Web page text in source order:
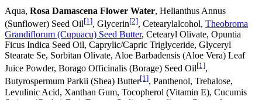
Aqua, Rosa Damascena Flower Water, Helianthus Annus
(Sunflower) Seed Oil[1], Glycerin[2], Cetearylalcohol, Theobroma
Grandiflorum (Cupuacu) Seed Butter, Cetearyl Olivate, Opuntia
Ficus Indica Seed Oil, Caprylic/Capric Triglyceride, Glyceryl
Stearate Se, Sorbitan Olivate, Aloe Barbadensis (Aloe Vera) Leaf
Juice Powder, Borago Officinalis (Borage) Seed Oil[1],
Butyrospermum Parkii (Shea) Butter[1], Panthenol, Trehalose,
Levulinic Acid, Xanthan Gum, Tocopherol (Vitamin E), Cucumis